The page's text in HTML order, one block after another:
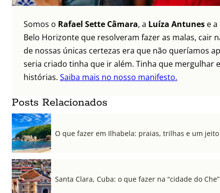
Somos o Rafael Sette Câmara, a Luíza Antunes e a
Belo Horizonte que resolveram fazer as malas, cair
de nossas únicas certezas era que não queríamos
seria criado tinha que ir além. Tinha que mergulhar
histórias. Saiba mais no nosso manifesto.
Posts Relacionados
O que fazer em Ilhabela: praias, trilhas e um
Santa Clara, Cuba: o que fazer na “cidade do Che”